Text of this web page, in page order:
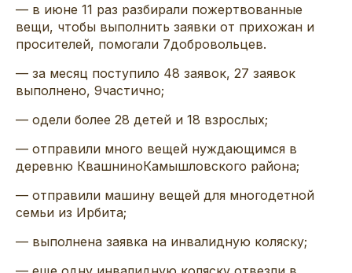
— в июне 11 раз разбирали пожертвованные
вещи, чтобы выполнить заявки от прихожан и
просителей, помогали 7добровольцев.
— за месяц поступило 48 заявок, 27 заявок
выполнено, 9частично;
— одели более 28 детей и 18 взрослых;
— отправили много вещей нуждающимся в
деревню КвашниноКамышловского района;
— отправили машину вещей для многодетной
семьи из Ирбита;
— выполнена заявка на инвалидную коляску;